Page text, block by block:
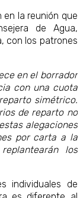
en la reunión que
de Agua,
con los patrones
en el borrador
con una cuota
simétrico.
de reparto no
alegaciones
por carta a la
los
individuales de